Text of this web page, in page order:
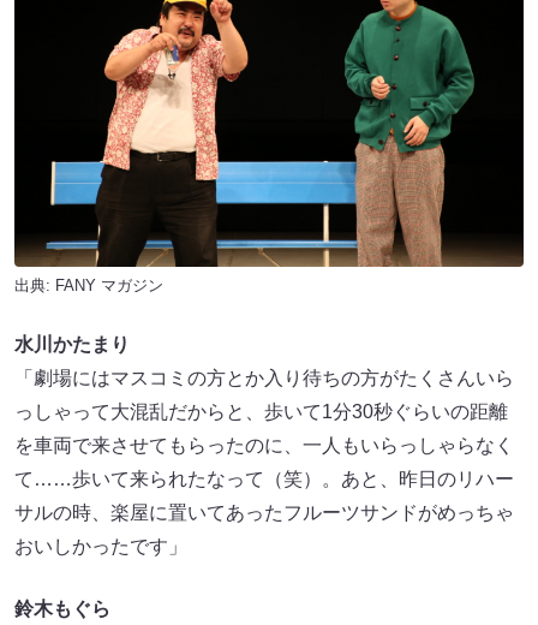
出典: FANY マガジン
水川かたまり
「劇場にはマスコミの方とか入り待ちの方がたくさんいら
っしゃって大混乱だからと、歩いて1分30秒ぐらいの距離
を車両で来させてもらったのに、一人もいらっしゃらなく
て……歩いて来られたなって（笑）。あと、昨日のリハー
サルの時、楽屋に置いてあったフルーツサンドがめっちゃ
おいしかったです」
鈴木もぐら